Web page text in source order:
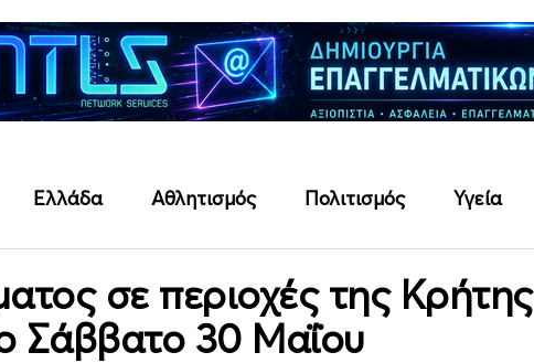
Ελλάδα Αθλητισμός Πολιτισμός Υγεία
σε περιοχές της Κρήτης
Σάββατο 30 Μαΐου